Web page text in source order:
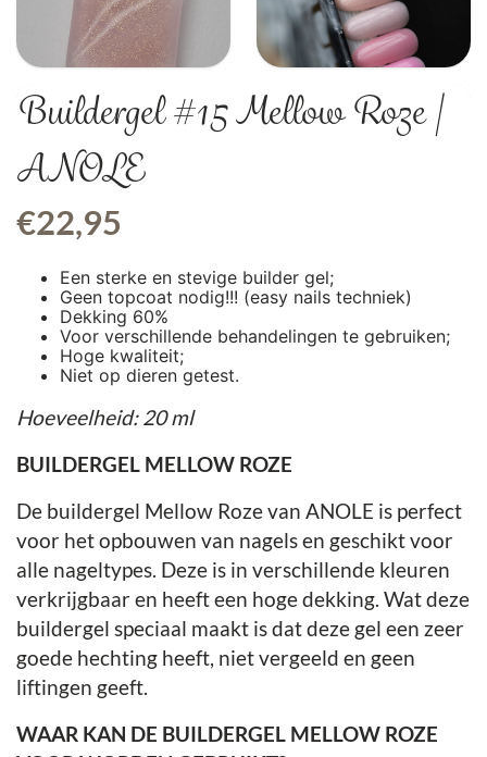
Buildergel #15 Mellow Roze |
ANOLE
€22,95
Een sterke en stevige builder gel;
Geen topcoat nodig!!! (easy nails techniek)
Dekking 60%
Voor verschillende behandelingen te gebruiken;
Hoge kwaliteit;
Niet op dieren getest.
Hoeveelheid: 20 ml
BUILDERGEL MELLOW ROZE
De buildergel Mellow Roze van ANOLE is perfect
voor het opbouwen van nagels en geschikt voor
alle nageltypes. Deze is in verschillende kleuren
verkrijgbaar en heeft een hoge dekking. Wat deze
buildergel speciaal maakt is dat deze gel een zeer
goede hechting heeft, niet vergeeld en geen
liftingen geeft.
WAAR KAN DE BUILDERGEL MELLOW ROZE